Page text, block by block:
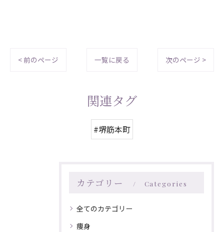
< 前のページ 一覧に戻る 次のページ >
関連タグ
#堺筋本町
カテゴリー Categories
全てのカテゴリー
痩身